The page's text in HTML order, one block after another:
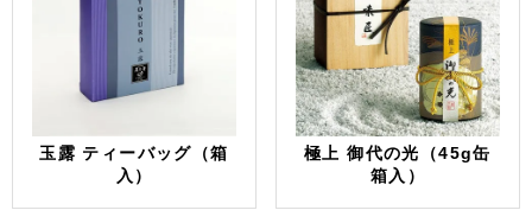
玉露 ティーバッグ（箱
入）
極上 御代の光（45g缶
箱入）